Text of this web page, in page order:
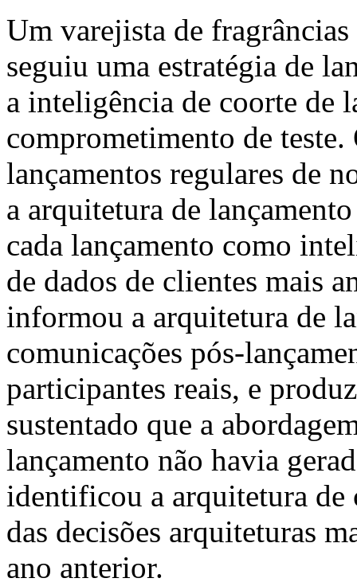
Um varejista de
seguiu uma estratégia de
a inteligência de coorte de
comprometimento de
lançamentos regulares de
a arquitetura de
cada lançamento como
de dados de clientes mais
informou a arquitetura de
comunicações pós-
participantes reais, e
sustentado que a
lançamento não havia
identificou a arquitetura de
das decisões arquiteturas
ano anterior.